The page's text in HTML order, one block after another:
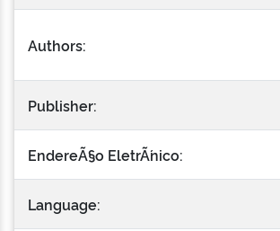
Authors:
Publisher:
EndereÃ§o EletrÃ´nico:
Language: